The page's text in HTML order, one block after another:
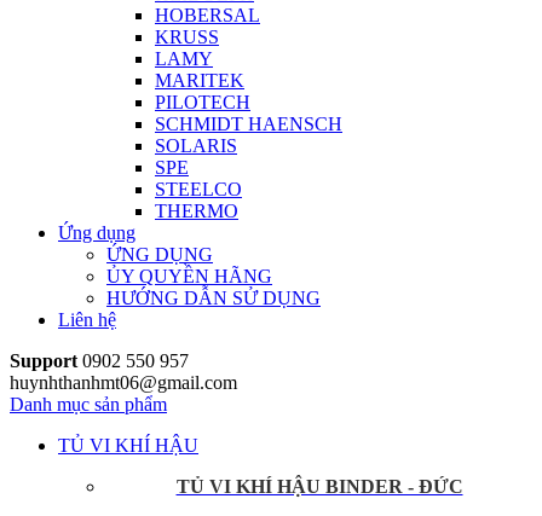
HOBERSAL
KRUSS
LAMY
MARITEK
PILOTECH
SCHMIDT HAENSCH
SOLARIS
SPE
STEELCO
THERMO
Ứng dụng
ỨNG DỤNG
ỦY QUYỀN HÃNG
HƯỚNG DẪN SỬ DỤNG
Liên hệ
Support 0902 550 957
huynhthanhmt06@gmail.com
Danh mục sản phẩm
TỦ VI KHÍ HẬU
TỦ VI KHÍ HẬU BINDER - ĐỨC